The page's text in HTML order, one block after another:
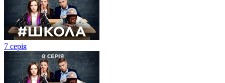
7 серія